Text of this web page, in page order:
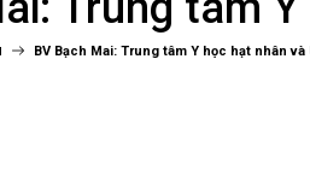
BV Bạch Mai: Trung tâm Y học hạt nhân và